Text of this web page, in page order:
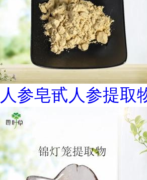
人参皂甙人参提取